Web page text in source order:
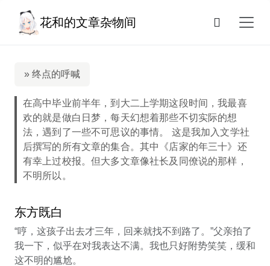
花和的文章杂物间
» 终点的呼喊
在高中毕业前半年，到大二上学期这段时间，我最喜
欢的就是做白日梦，每天幻想着那些不切实际的想
法，遇到了一些不可思议的事情。 这是我加入文学社
后撰写的所有文章的集合。其中《店家的年三十》还
有幸上过校报。但大多文章像社长及同僚说的那样，
不明所以。
东方既白
“哼，这孩子出去才三年，回来就找不到路了。”父亲拍了
我一下，似乎在对我表达不满。我也只好附势笑笑，缓和
这不明的尴尬。